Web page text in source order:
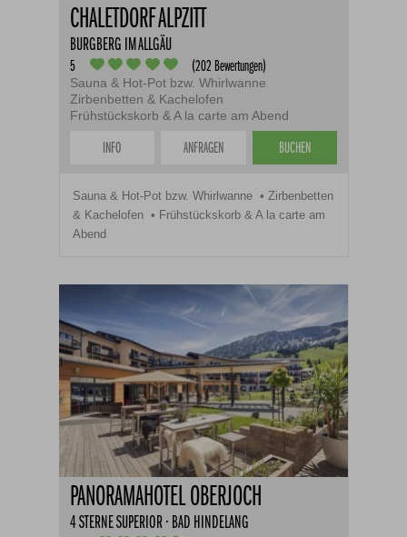
CHALETDORF ALPZITT
BURGBERG IM ALLGÄU
5 (202 Bewertungen)
Sauna & Hot-Pot bzw. Whirlwanne
Zirbenbetten & Kachelofen
Frühstückskorb & A la carte am Abend
INFO ANFRAGEN BUCHEN
Sauna & Hot-Pot bzw. Whirlwanne
Zirbenbetten
& Kachelofen
Frühstückskorb & A la carte am
Abend
PANORAMAHOTEL OBERJOCH
4 STERNE SUPERIOR · BAD HINDELANG